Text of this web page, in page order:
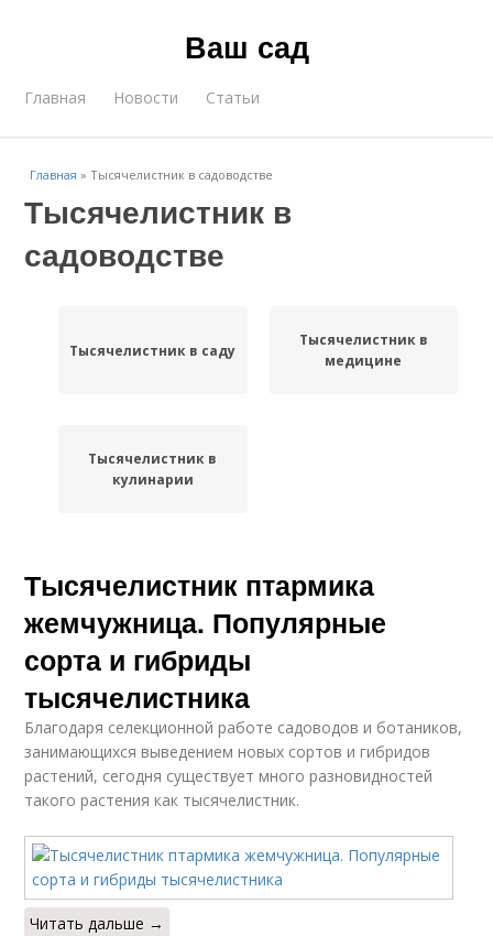
Ваш сад
Главная Новости Статьи
Главная »Тысячелистник в садоводстве
Тысячелистник в
садоводстве
Тысячелистник в саду
Тысячелистник в
медицине
Тысячелистник в
кулинарии
Тысячелистник птармика
жемчужница. Популярные
сорта и гибриды
тысячелистника
Благодаря селекционной работе садоводов и ботаников,
занимающихся выведением новых сортов и гибридов
растений, сегодня существует много разновидностей
такого растения как тысячелистник.
Читать дальше →